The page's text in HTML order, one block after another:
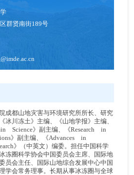
群贤南街189号
成都山地灾害与环境研究所所长、研究
冰川冻土》主编、《山地学报》主编、
Science》副主编、《Research in
》副主编、《Advances in
》（中英文）编委。担任中国科学
冻圈科学协会中国委员会主席、国际地
员会主任、国际山地综合发展中心中国
学会常务理事。长期从事冰冻圈与全球